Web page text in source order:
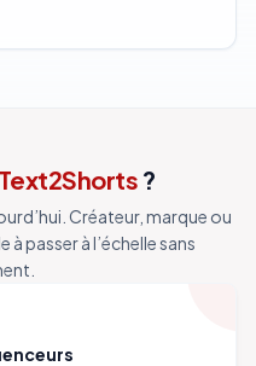
Text2Shorts ?
Créateur, marque ou
passer à l’échelle sans